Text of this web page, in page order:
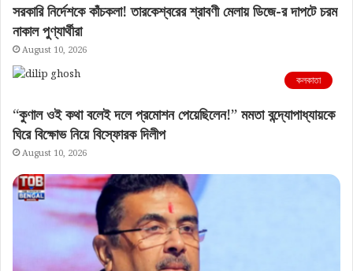
সরকারি নির্দেশকে কাঁচকলা! তারকেশ্বরের শ্রাবণী মেলায় ডিজে-র দাপটে চরম
নাকাল পুণ্যার্থীরা
August 10, 2026
কলকাতা
“কুণাল ওই কথা বলেই দলে প্রমোশন পেয়েছিলেন!” মমতা বন্দ্যোপাধ্যায়কে
ঘিরে বিক্ষোভ নিয়ে বিস্ফোরক দিলীপ
August 10, 2026